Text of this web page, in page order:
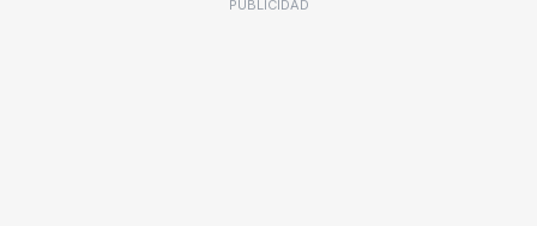
PUBLICIDAD